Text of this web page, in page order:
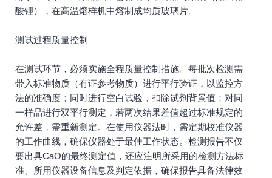
酸锂），在高温熔样机中熔制成均质玻璃片。
测试过程质量控制
在测试环节，必须实施全程质量控制措施。每批次检测需
带入标准物质（有证参考物质）进行平行验证，以监控方
法的准确度；同时进行空白试验，扣除试剂背景值；对同
一样品进行双平行测定，若两次结果差值超过标准规定的
允许差，需重新测定。在使用仪器法时，需定期校准仪器
的工作曲线，确保仪器处于最佳工作状态。检测报告不仅
要出具CaO的最终测定值，还应注明所采用的检测方法标
准、所用仪器设备信息及判定依据，确保报告具备法律效